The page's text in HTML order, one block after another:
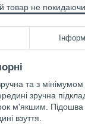
товар не покидаючи
та з
зручна
м'якшим.
взуття.